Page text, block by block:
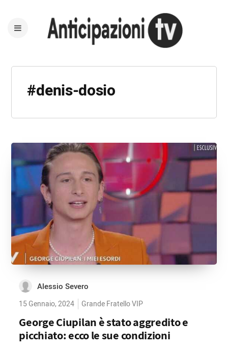
#denis-dosio
Alessio Severo
15 Gennaio, 2024 Grande Fratello VIP
George Ciupilan è stato aggredito e
picchiato: ecco le sue condizioni